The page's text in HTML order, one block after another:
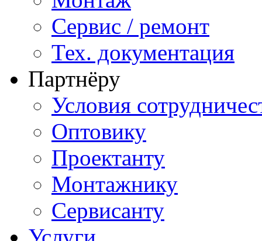
Сервис / ремонт
Тех. документация
Партнёру
Условия
Оптовику
Проектанту
Монтажнику
Сервисанту